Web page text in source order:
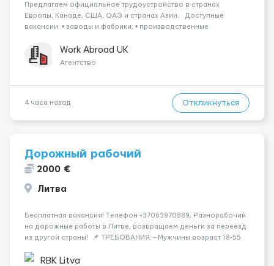
Предлагаем официальное трудоустройство в странах
Европы, Канаде, США, ОАЭ и странах Азии. Доступные
вакансии: • заводы и фабрики; • производственные
водители (различные категории); •...
Work Abroad UK
Агентство
4 часа назад Откликнуться
Дорожный рабочий
2000 €
Литва
Бесплатная вакансия! Tелефон +37063970889, Разнорабочий
на дорожные работы в Литве, возвращаем деньги за переезд
из другой страны! 📌 ТРЕБОВАНИЯ: - Мужчины возраст 18-55
💳 ОПЛАТА ТРУДА: - ставка 9 евро/час днем...
RBK Litva